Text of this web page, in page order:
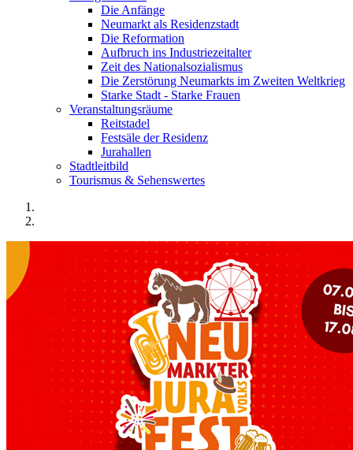
Die Anfänge
Neumarkt als Residenzstadt
Die Reformation
Aufbruch ins Industriezeitalter
Zeit des Nationalsozialismus
Die Zerstörung Neumarkts im Zweiten Weltkrieg
Starke Stadt - Starke Frauen
Veranstaltungsräume
Reitstadel
Festsäle der Residenz
Jurahallen
Stadtleitbild
Tourismus & Sehenswertes